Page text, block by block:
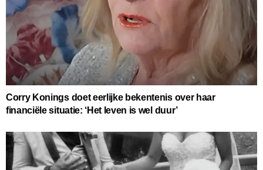
Corry Konings doet eerlijke bekentenis over haar
financiële situatie: ‘Het leven is wel duur’